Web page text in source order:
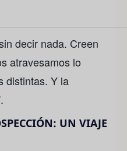
decir nada. Creen
atravesamos lo
distintas. Y la
UN VIAJE